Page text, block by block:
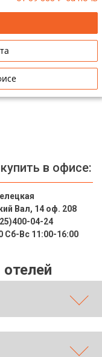
в офисе:
Вал, 14 оф. 208
04-24
Сб-Вс 11:00-16:00